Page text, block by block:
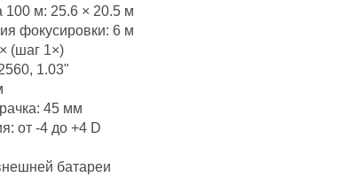
100 м: 25.6 × 20.5 м
фокусировки: 6 м
(шаг 1×)
1.03"
45 мм
от -4 до +4 D
батареи